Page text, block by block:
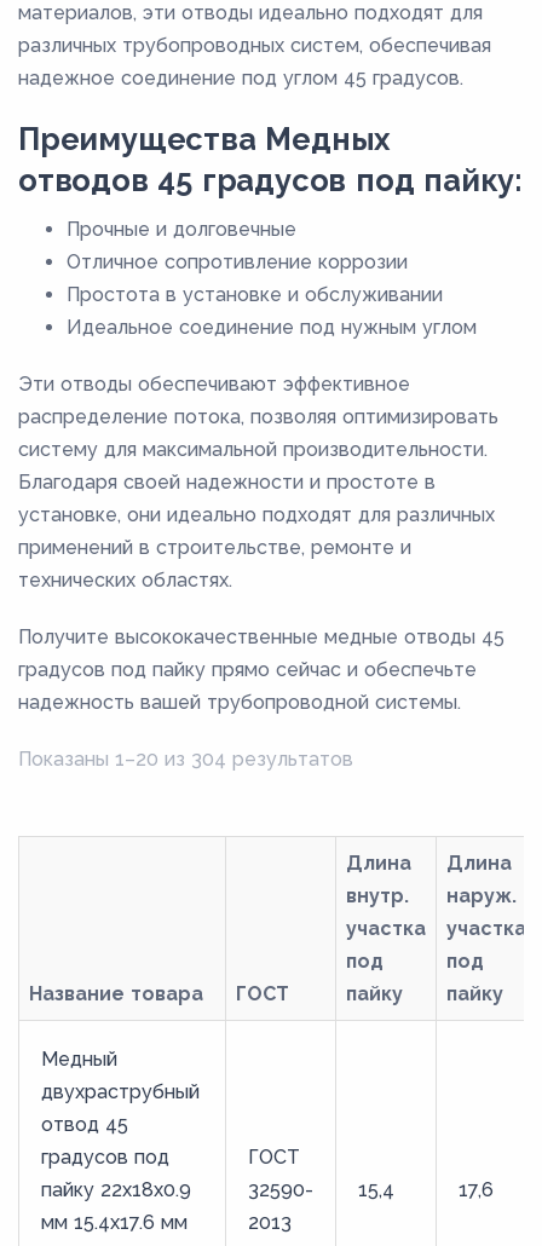
51,5
7,8
8,8
9
9,8
материалов, эти отводы идеально подходят для
различных трубопроводных систем, обеспечивая
надежное соединение под углом 45 градусов.
Преимущества Медных
отводов 45 градусов под пайку:
Прочные и долговечные
Отличное сопротивление коррозии
Простота в установке и обслуживании
Идеальное соединение под нужным углом
Эти отводы обеспечивают эффективное
распределение потока, позволяя оптимизировать
систему для максимальной производительности.
Благодаря своей надежности и простоте в
установке, они идеально подходят для различных
применений в строительстве, ремонте и
технических областях.
Получите высококачественные медные отводы 45
градусов под пайку прямо сейчас и обеспечьте
надежность вашей трубопроводной системы.
Показаны 1–20 из 304 результатов
Название товара ГОСТ
Длина
внутр.
участка
под
пайку
Длина
наруж.
участка
под
пайку
Медный
двухраструбный
отвод 45
градусов под
пайку 22х18х0.9
мм 15.4х17.6 мм
ГОСТ
32590-
2013
15,4 17,6